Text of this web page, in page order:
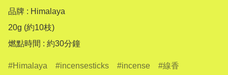
品牌 : Himalaya
20g (約10枝)
燃點時間 : 約30分鐘
Himalaya incensesticks incense 線香